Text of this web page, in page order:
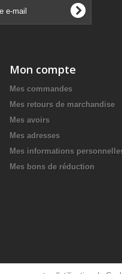
Mon compte
Mes commandes
Mes retours de marchandise
Mes avoirs
Mes adresses
Mes informations
Mes bons de réduction